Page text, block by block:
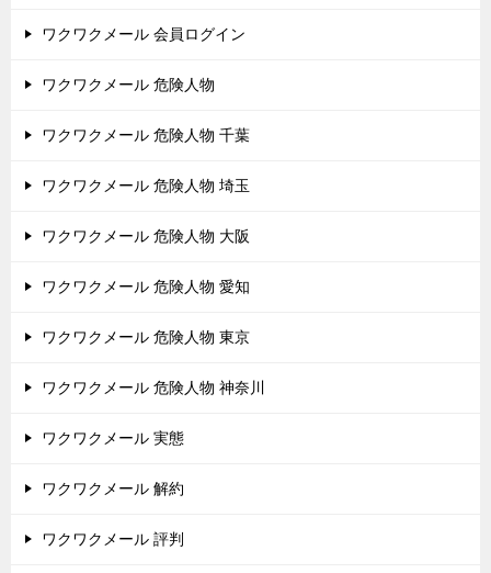
ワクワクメール 会員ログイン
ワクワクメール 危険人物
ワクワクメール 危険人物 千葉
ワクワクメール 危険人物 埼玉
ワクワクメール 危険人物 大阪
ワクワクメール 危険人物 愛知
ワクワクメール 危険人物 東京
ワクワクメール 危険人物 神奈川
ワクワクメール 実態
ワクワクメール 解約
ワクワクメール 評判